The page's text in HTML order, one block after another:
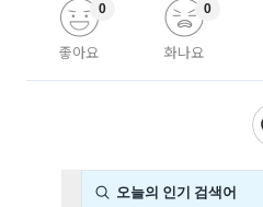
좋아요
0
화나요
0